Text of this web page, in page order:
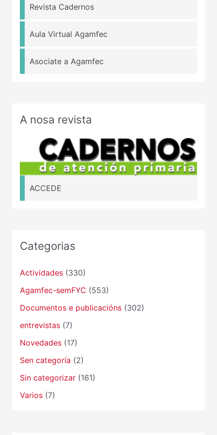
Revista Cadernos
Aula Virtual Agamfec
Asociate a Agamfec
A nosa revista
ACCEDE
Categorias
Actividades(330)
Agamfec-semFYC (553)
Documentos e publicacións(302)
entrevistas(7)
Novedades(17)
Sen categoría (2)
Sin categorizar(161)
Varios(7)